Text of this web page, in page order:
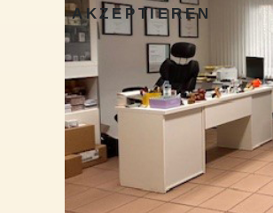
AKZEPTIEREN